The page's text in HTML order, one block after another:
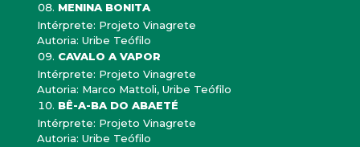
MENINA BONITA
Intérprete: Projeto Vinagrete
Autoria: Uribe Teófilo
CAVALO A VAPOR
Intérprete: Projeto Vinagrete
Autoria: Marco Mattoli, Uribe Teófilo
BÊ-A-BA DO ABAETÉ
Intérprete: Projeto Vinagrete
Autoria: Uribe Teófilo